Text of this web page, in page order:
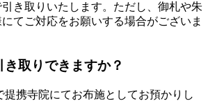
き取りいたします。ただし、御札や朱
てご対応をお願いする場合がございま
取りできますか？
提携寺院にてお布施としてお預かりし